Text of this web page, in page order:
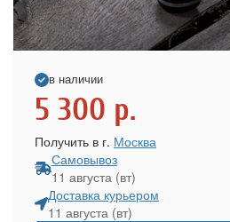
в наличии
5 300 р.
Получить в г. Москва
Самовывоз
11 августа (вт)
Доставка курьером
11 августа (вт)